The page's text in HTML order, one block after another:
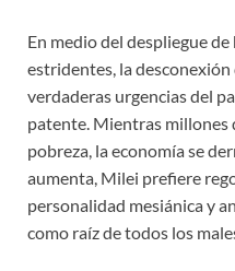
En medio del despliegue
estridentes, la
verdaderas urgencias del
patente. Mientras millones
pobreza, la economía se
aumenta, Milei prefiere
personalidad mesiánica y
como raíz de todos los